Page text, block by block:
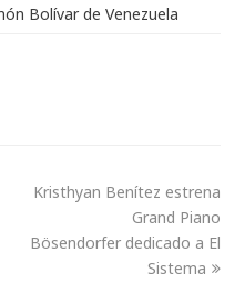
Bolívar de Venezuela
Kristhyan Benítez estrena
Grand Piano
Bösendorfer dedicado a El
Sistema